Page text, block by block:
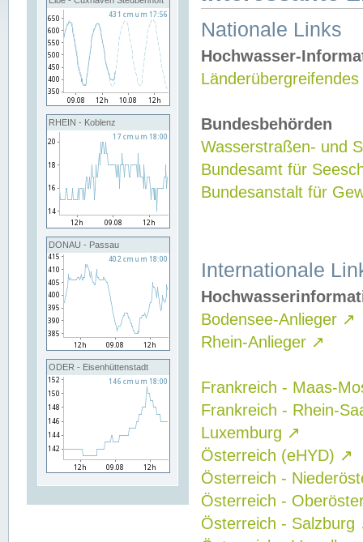
RHEIN - Koblenz
DONAU - Passau
ODER - Eisenhüttenstadt
Nationale Links
Hochwasser-
Bundesbehörden
Wasserstraßen- und
Bundesamt für
Bundesanstalt für
Internationale
Bodensee-Anlieger ↗
Rhein-Anlieger ↗
Frankreich - Maas-
Frankreich - Rhein-
Luxemburg ↗
Österreich (eHYD) ↗
Österreich -
Österreich -
Österreich - Salzburg